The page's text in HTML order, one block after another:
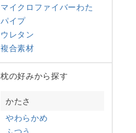
マイクロファイバーわた
パイプ
ウレタン
複合素材
枕の好みから探す
かたさ
やわらかめ